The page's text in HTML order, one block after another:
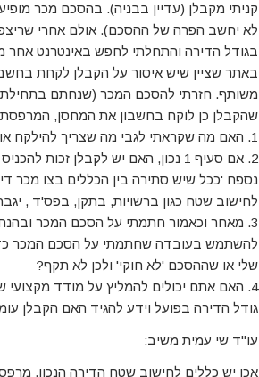
לא יחשב הפרה של ההסכם). אולם אחרי
בגודל הדירה והתחלתי לחפש באינטרנט אחר
באתר שציין שיש איסור על הקבלן לקחת
משותף. חזרתי להסכם המכר (שנחתם בתחילת
שהקבלן כן לוקח בחשבון את המחסן,
1. האם מה שקראתי לגבי מה שצריך להילקח או לחלופין לא להילקח בחישוב שטח הדירה נכון?
2. אם סעיף 1 נכון, האם יש לקבלן
לחישוב שטח כגון ברשויות, בתקן, בפס'ד ,
להשתמש בעובדה שחתמתי על הסכם המכר
שלי או שההסכם 'לא חוקי' ולכן לא תקף?
4. האם אתם יכולים להמליץ על מודד
גודל הדירה בפועל וידע להגיד האם הקבלן
עו"ד שי עמית משיב:
אכן יש כללים לחישוב שטח הדירה הנכון.